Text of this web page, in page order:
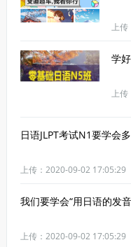
上
学
上传
日语JLPT考试N1要学会
上传：2020-09-02 17:05:29
我们要学会“用日语的发
上传：2020-09-02 17:05:29